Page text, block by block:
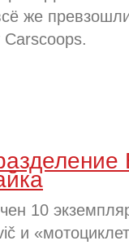
же
10
и